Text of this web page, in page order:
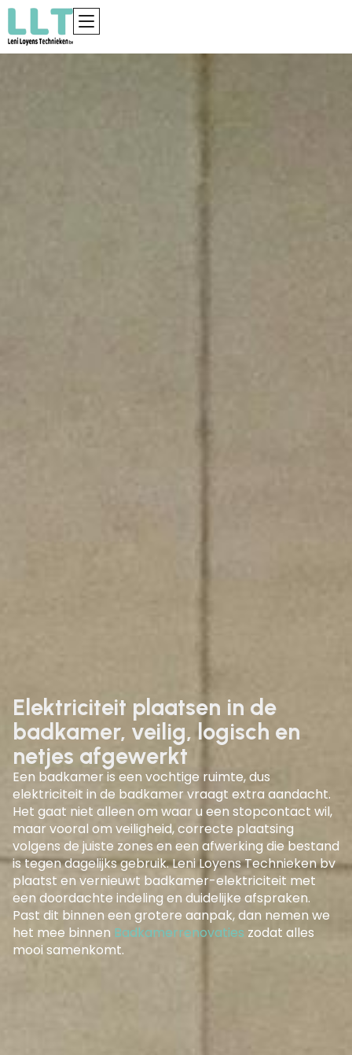
Elektriciteit plaatsen in de
badkamer, veilig, logisch en
netjes afgewerkt
Een badkamer is een vochtige ruimte, dus
elektriciteit in de badkamer vraagt extra aandacht.
Het gaat niet alleen om waar u een stopcontact wil,
maar vooral om veiligheid, correcte plaatsing
volgens de juiste zones en een afwerking die bestand
is tegen dagelijks gebruik. Leni Loyens Technieken bv
plaatst en vernieuwt badkamer-elektriciteit met
een doordachte indeling en duidelijke afspraken.
Past dit binnen een grotere aanpak, dan nemen we
het mee binnen Badkamerrenovaties zodat alles
mooi samenkomt.